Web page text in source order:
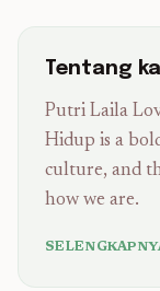
Tentang
Putri Laila
Hidup is a
culture, and
how we are.